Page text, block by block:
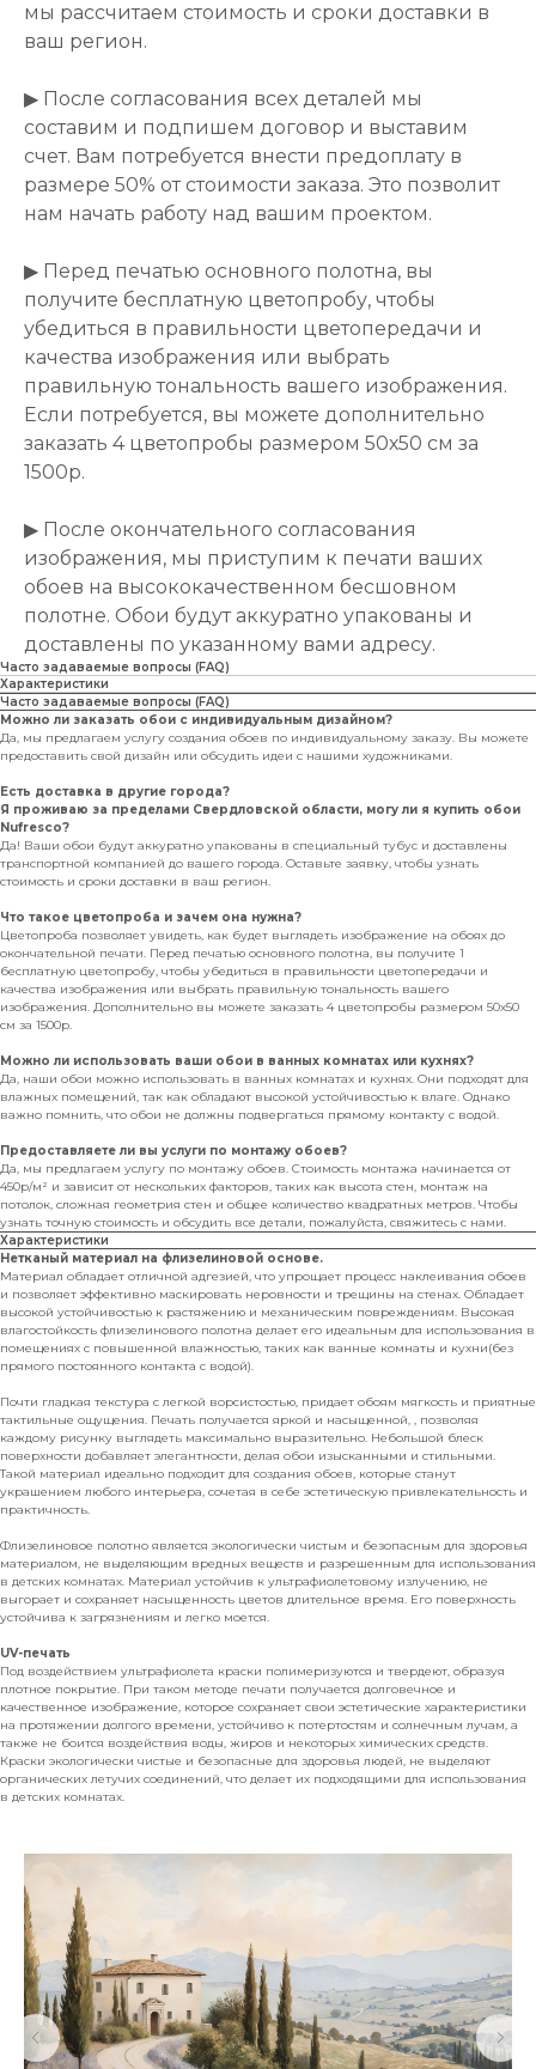
мы рассчитаем стоимость и сроки доставки в
ваш регион.
▶ После согласования всех деталей мы
составим и подпишем договор и выставим
счет. Вам потребуется внести предоплату в
размере 50% от стоимости заказа. Это позволит
нам начать работу над вашим проектом.
▶ Перед печатью основного полотна, вы
получите бесплатную цветопробу, чтобы
убедиться в правильности цветопередачи и
качества изображения или выбрать
правильную тональность вашего изображения.
Если потребуется, вы можете дополнительно
заказать 4 цветопробы размером 50х50 см за
1500р.
▶ После окончательного согласования
изображения, мы приступим к печати ваших
обоев на высококачественном бесшовном
полотне. Обои будут аккуратно упакованы и
доставлены по указанному вами адресу.
Часто задаваемые вопросы (FAQ)
Характеристики
Часто задаваемые вопросы (FAQ)
Можно ли заказать обои с индивидуальным дизайном?
Да, мы предлагаем услугу создания обоев по индивидуальному заказу. Вы можете
предоставить свой дизайн или обсудить идеи с нашими художниками.
Есть доставка в другие города?
Я проживаю за пределами Свердловской области, могу ли я купить обои
Nufresco?
Да! Ваши обои будут аккуратно упакованы в специальный тубус и доставлены
транспортной компанией до вашего города. Оставьте заявку, чтобы узнать
стоимость и сроки доставки в ваш регион.
Что такое цветопроба и зачем она нужна?
Цветопроба позволяет увидеть, как будет выглядеть изображение на обоях до
окончательной печати. Перед печатью основного полотна, вы получите 1
бесплатную цветопробу, чтобы убедиться в правильности цветопередачи и
качества изображения или выбрать правильную тональность вашего
изображения. Дополнительно вы можете заказать 4 цветопробы размером 50х50
см за 1500р.
Можно ли использовать ваши обои в ванных комнатах или кухнях?
Да, наши обои можно использовать в ванных комнатах и кухнях. Они подходят для
влажных помещений, так как обладают высокой устойчивостью к влаге. Однако
важно помнить, что обои не должны подвергаться прямому контакту с водой.
Предоставляете ли вы услуги по монтажу обоев?
Да, мы предлагаем услугу по монтажу обоев. Стоимость монтажа начинается от
450р/м² и зависит от нескольких факторов, таких как высота стен, монтаж на
потолок, сложная геометрия стен и общее количество квадратных метров. Чтобы
узнать точную стоимость и обсудить все детали, пожалуйста, свяжитесь с нами.
Характеристики
Нетканый материал на флизелиновой основе.
Материал обладает отличной адгезией, что упрощает процесс наклеивания обоев
и позволяет эффективно маскировать неровности и трещины на стенах. Обладает
высокой устойчивостью к растяжению и механическим повреждениям. Высокая
влагостойкость флизелинового полотна делает его идеальным для использования в
помещениях с повышенной влажностью, таких как ванные комнаты и кухни(без
прямого постоянного контакта с водой).
Почти гладкая текстура с легкой ворсистостью, придает обоям мягкость и приятные
тактильные ощущения. Печать получается яркой и насыщенной, , позволяя
каждому рисунку выглядеть максимально выразительно. Небольшой блеск
поверхности добавляет элегантности, делая обои изысканными и стильными.
Такой материал идеально подходит для создания обоев, которые станут
украшением любого интерьера, сочетая в себе эстетическую привлекательность и
практичность.
Флизелиновое полотно является экологически чистым и безопасным для здоровья
материалом, не выделяющим вредных веществ и разрешенным для использования
в детских комнатах. Материал устойчив к ультрафиолетовому излучению, не
выгорает и сохраняет насыщенность цветов длительное время. Его поверхность
устойчива к загрязнениям и легко моется.
UV-печать
Под воздействием ультрафиолета краски полимеризуются и твердеют, образуя
плотное покрытие. При таком методе печати получается долговечное и
качественное изображение, которое сохраняет свои эстетические характеристики
на протяжении долгого времени, устойчиво к потертостям и солнечным лучам, а
также не боится воздействия воды, жиров и некоторых химических средств.
Краски экологически чистые и безопасные для здоровья людей, не выделяют
органических летучих соединений, что делает их подходящими для использования
в детских комнатах.